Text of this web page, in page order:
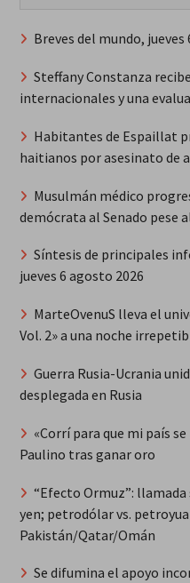
Breves del mundo, jueves
Steffany Constanza
internacionales y una
Habitantes de Espaillat
haitianos por asesinato de
Musulmán médico
demócrata al Senado pese
Síntesis de principales
jueves 6 agosto 2026
MarteOvenuS lleva el
Vol. 2» a una noche
Guerra Rusia-Ucrania
desplegada en Rusia
«Corrí para que mi país
Paulino tras ganar oro
“Efecto Ormuz”:
yen; petrodólar vs.
Pakistán/Qatar/Omán
Se difumina el apoyo